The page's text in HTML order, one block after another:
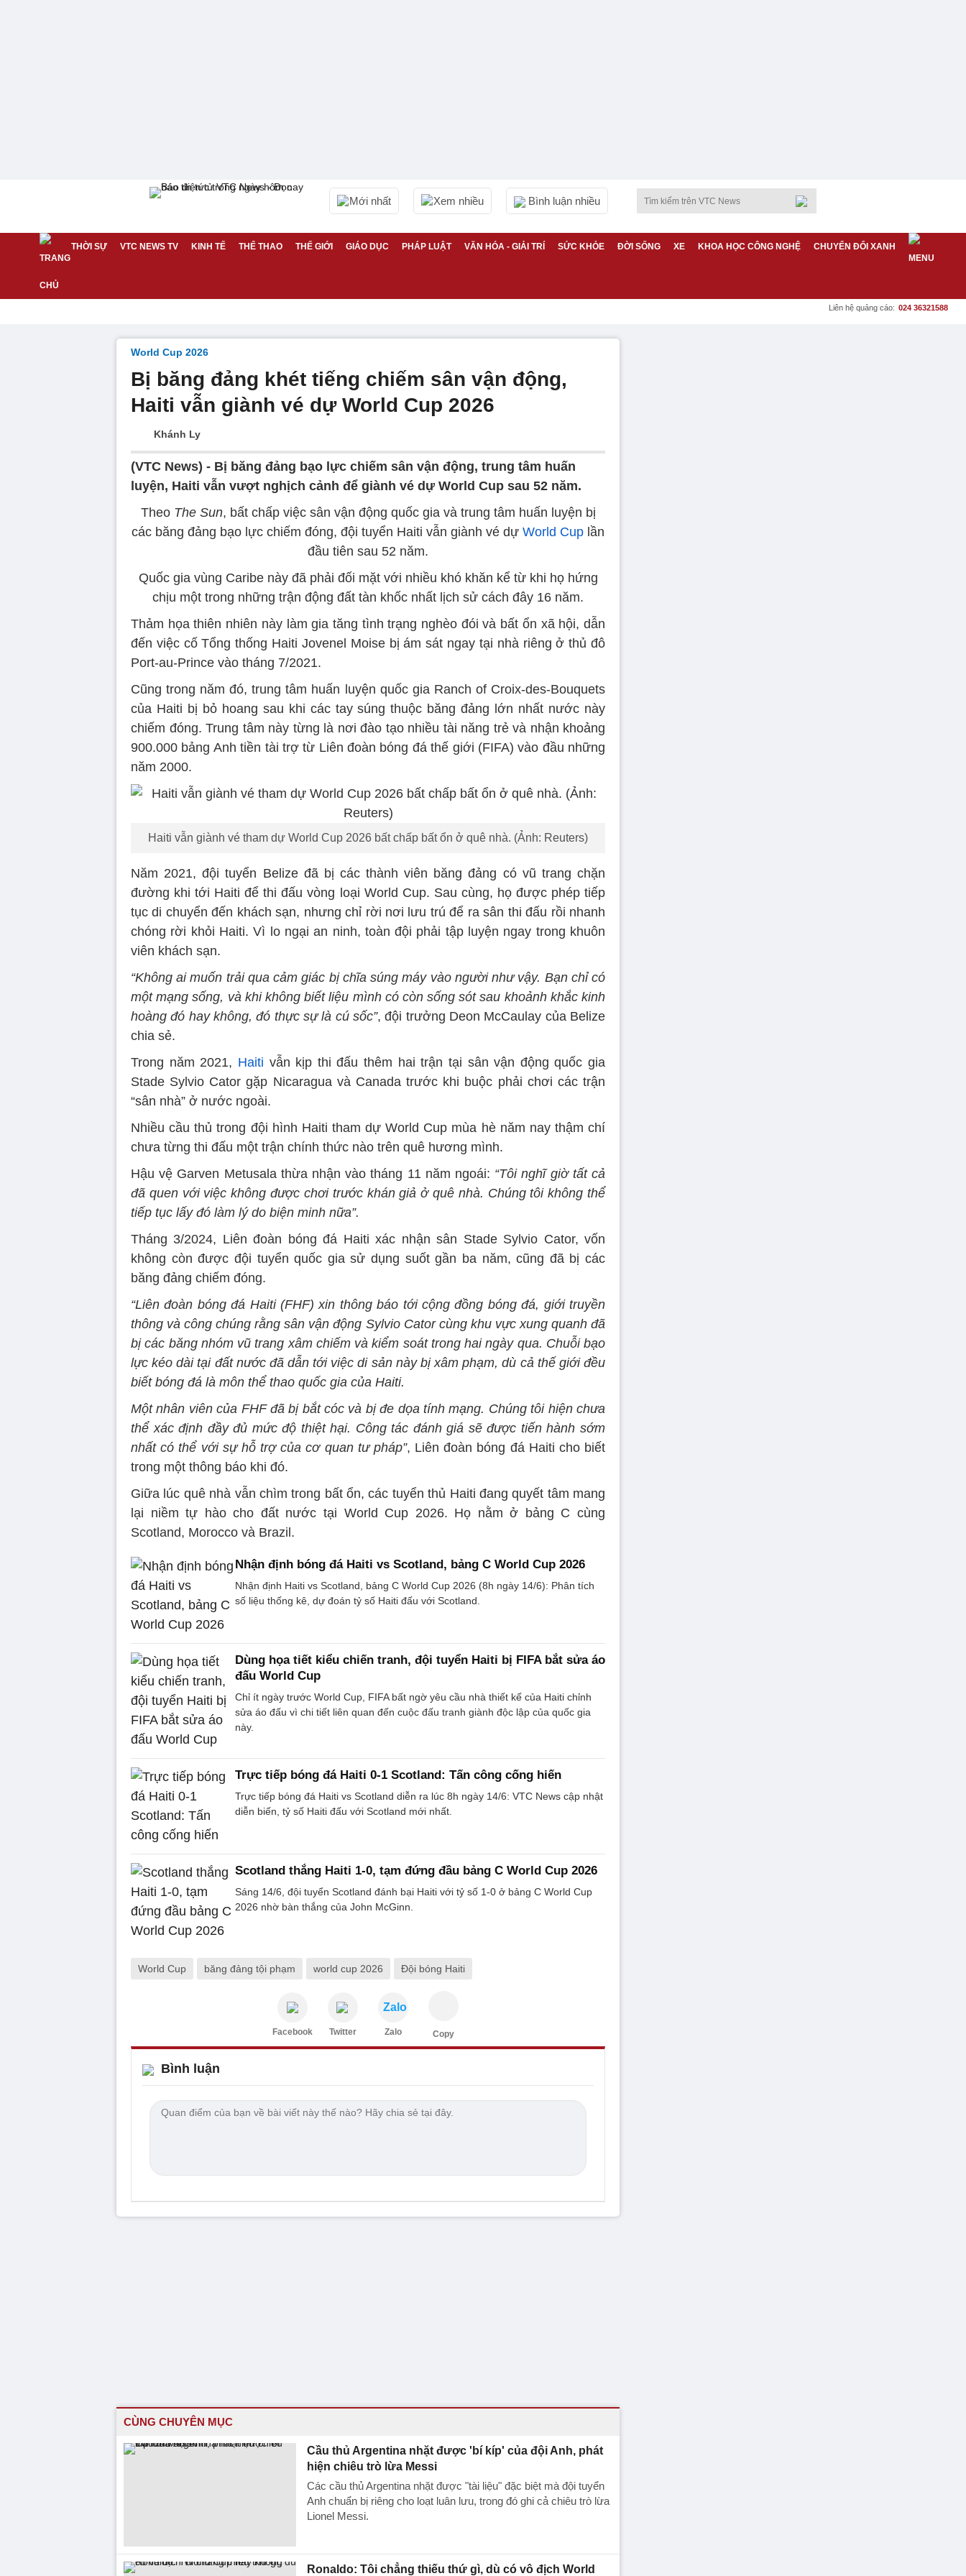
Mới nhất Xem nhiều Bình luận nhiều
THỜI SỰ VTC NEWS TV KINH TẾ THỂ THAO THẾ GIỚI GIÁO DỤC PHÁP LUẬT VĂN HÓA - GIẢI TRÍ SỨC KHỎE ĐỜI SỐNG XE KHOA HỌC CÔNG NGHỆ CHUYỂN ĐỔI XANH
Liên hệ quảng cáo: 024 36321588
World Cup 2026
Bị băng đảng khét tiếng chiếm sân vận động,
Haiti vẫn giành vé dự World Cup 2026
Khánh Ly
(VTC News) - Bị băng đảng bạo lực chiếm sân vận động, trung tâm huấn
luyện, Haiti vẫn vượt nghịch cảnh để giành vé dự World Cup sau 52 năm.
Theo The Sun, bất chấp việc sân vận động quốc gia và trung tâm huấn luyện bị
các băng đảng bạo lực chiếm đóng, đội tuyển Haiti vẫn giành vé dự World Cup lần
đầu tiên sau 52 năm.
Quốc gia vùng Caribe này đã phải đối mặt với nhiều khó khăn kể từ khi họ hứng
chịu một trong những trận động đất tàn khốc nhất lịch sử cách đây 16 năm.
Thảm họa thiên nhiên này làm gia tăng tình trạng nghèo đói và bất ổn xã hội, dẫn
đến việc cố Tổng thống Haiti Jovenel Moise bị ám sát ngay tại nhà riêng ở thủ đô
Port-au-Prince vào tháng 7/2021.
Cũng trong năm đó, trung tâm huấn luyện quốc gia Ranch of Croix-des-Bouquets
của Haiti bị bỏ hoang sau khi các tay súng thuộc băng đảng lớn nhất nước này
chiếm đóng. Trung tâm này từng là nơi đào tạo nhiều tài năng trẻ và nhận khoảng
900.000 bảng Anh tiền tài trợ từ Liên đoàn bóng đá thế giới (FIFA) vào đầu những
năm 2000.
Haiti vẫn giành vé tham dự World Cup 2026 bất chấp bất ổn ở quê nhà. (Ảnh: Reuters)
Năm 2021, đội tuyển Belize đã bị các thành viên băng đảng có vũ trang chặn
đường khi tới Haiti để thi đấu vòng loại World Cup. Sau cùng, họ được phép tiếp
tục di chuyển đến khách sạn, nhưng chỉ rời nơi lưu trú để ra sân thi đấu rồi nhanh
chóng rời khỏi Haiti. Vì lo ngại an ninh, toàn đội phải tập luyện ngay trong khuôn
viên khách sạn.
“Không ai muốn trải qua cảm giác bị chĩa súng máy vào người như vậy. Bạn chỉ có
một mạng sống, và khi không biết liệu mình có còn sống sót sau khoảnh khắc kinh
hoàng đó hay không, đó thực sự là cú sốc”, đội trưởng Deon McCaulay của Belize
chia sẻ.
Trong năm 2021, Haiti vẫn kịp thi đấu thêm hai trận tại sân vận động quốc gia
Stade Sylvio Cator gặp Nicaragua và Canada trước khi buộc phải chơi các trận
“sân nhà” ở nước ngoài.
Nhiều cầu thủ trong đội hình Haiti tham dự World Cup mùa hè năm nay thậm chí
chưa từng thi đấu một trận chính thức nào trên quê hương mình.
Hậu vệ Garven Metusala thừa nhận vào tháng 11 năm ngoái: “Tôi nghĩ giờ tất cả
đã quen với việc không được chơi trước khán giả ở quê nhà. Chúng tôi không thể
tiếp tục lấy đó làm lý do biện minh nữa”.
Tháng 3/2024, Liên đoàn bóng đá Haiti xác nhận sân Stade Sylvio Cator, vốn
không còn được đội tuyển quốc gia sử dụng suốt gần ba năm, cũng đã bị các
băng đảng chiếm đóng.
“Liên đoàn bóng đá Haiti (FHF) xin thông báo tới cộng đồng bóng đá, giới truyền
thông và công chúng rằng sân vận động Sylvio Cator cùng khu vực xung quanh đã
bị các băng nhóm vũ trang xâm chiếm và kiểm soát trong hai ngày qua. Chuỗi bạo
lực kéo dài tại đất nước đã dẫn tới việc di sản này bị xâm phạm, dù cả thế giới đều
biết bóng đá là môn thể thao quốc gia của Haiti.
Một nhân viên của FHF đã bị bắt cóc và bị đe dọa tính mạng. Chúng tôi hiện chưa
thể xác định đầy đủ mức độ thiệt hại. Công tác đánh giá sẽ được tiến hành sớm
nhất có thể với sự hỗ trợ của cơ quan tư pháp”, Liên đoàn bóng đá Haiti cho biết
trong một thông báo khi đó.
Giữa lúc quê nhà vẫn chìm trong bất ổn, các tuyển thủ Haiti đang quyết tâm mang
lại niềm tự hào cho đất nước tại World Cup 2026. Họ nằm ở bảng C cùng
Scotland, Morocco và Brazil.
Nhận định bóng đá Haiti vs Scotland, bảng C World Cup 2026
Nhận định Haiti vs Scotland, bảng C World Cup 2026 (8h ngày 14/6): Phân tích
số liệu thống kê, dự đoán tỷ số Haiti đấu với Scotland.
Dùng họa tiết kiểu chiến tranh, đội tuyển Haiti bị FIFA bắt sửa áo
đấu World Cup
Chỉ ít ngày trước World Cup, FIFA bất ngờ yêu cầu nhà thiết kế của Haiti chỉnh
sửa áo đấu vì chi tiết liên quan đến cuộc đấu tranh giành độc lập của quốc gia
này.
Trực tiếp bóng đá Haiti 0-1 Scotland: Tấn công cống hiến
Trực tiếp bóng đá Haiti vs Scotland diễn ra lúc 8h ngày 14/6: VTC News cập nhật
diễn biến, tỷ số Haiti đấu với Scotland mới nhất.
Scotland thắng Haiti 1-0, tạm đứng đầu bảng C World Cup 2026
Sáng 14/6, đội tuyển Scotland đánh bại Haiti với tỷ số 1-0 ở bảng C World Cup
2026 nhờ bàn thắng của John McGinn.
World Cup băng đảng tội phạm world cup 2026 Đội bóng Haiti
Facebook Twitter
Zalo
Zalo Copy
Bình luận
CÙNG CHUYÊN MỤC
Cầu thủ Argentina nhặt được 'bí kíp' của đội Anh, phát
hiện chiêu trò lừa Messi
Các cầu thủ Argentina nhặt được "tài liệu" đặc biệt mà đội tuyển
Anh chuẩn bị riêng cho loạt luân lưu, trong đó ghi cả chiêu trò lừa
Lionel Messi.
Ronaldo: Tôi chẳng thiếu thứ gì, dù có vô địch World